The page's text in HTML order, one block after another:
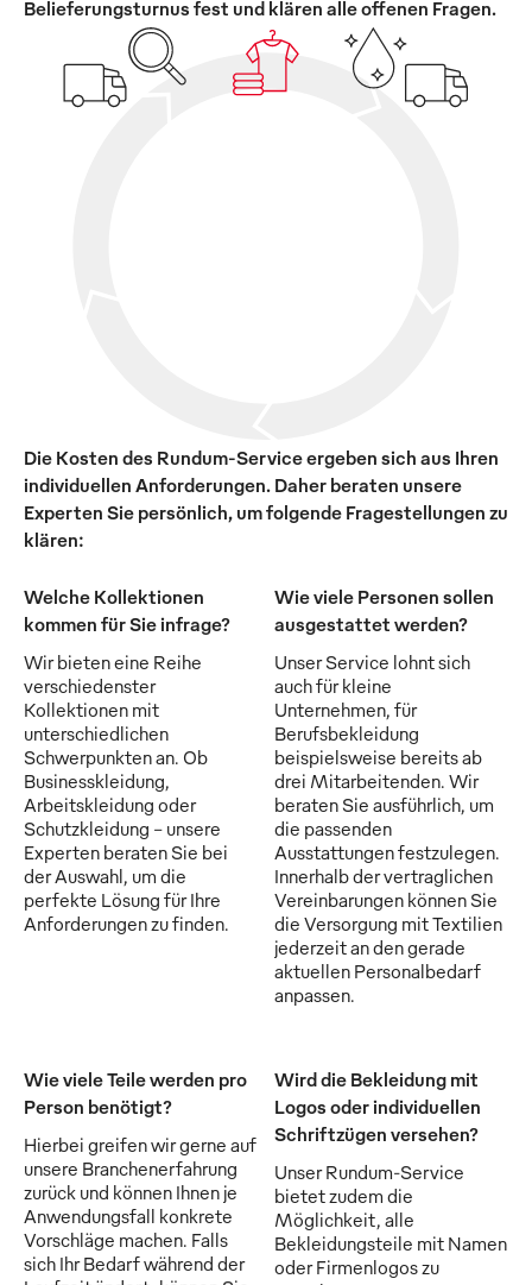
Belieferungsturnus fest und klären alle offenen Fragen.
Die Kosten des Rundum-Service ergeben sich aus Ihren
individuellen Anforderungen. Daher beraten unsere
Experten Sie persönlich, um folgende Fragestellungen zu
klären:
Welche Kollektionen
kommen für Sie infrage?
Wir bieten eine Reihe
verschiedenster
Kollektionen mit
unterschiedlichen
Schwerpunkten an. Ob
Businesskleidung,
Arbeitskleidung oder
Schutzkleidung - unsere
Experten beraten Sie bei
der Auswahl, um die
perfekte Lösung für Ihre
Anforderungen zu finden.
Wie viele Personen sollen
ausgestattet werden?
Unser Service lohnt sich
auch für kleine
Unternehmen, für
Berufsbekleidung
beispielsweise bereits ab
drei Mitarbeitenden. Wir
beraten Sie ausführlich, um
die passenden
Ausstattungen festzulegen.
Innerhalb der vertraglichen
Vereinbarungen können Sie
die Versorgung mit Textilien
jederzeit an den gerade
aktuellen Personalbedarf
anpassen.
Wie viele Teile werden pro
Person benötigt?
Hierbei greifen wir gerne auf
unsere Branchenerfahrung
zurück und können Ihnen je
Anwendungsfall konkrete
Vorschläge machen. Falls
sich Ihr Bedarf während der
Wird die Bekleidung mit
Logos oder individuellen
Schriftzügen versehen?
Unser Rundum-Service
bietet zudem die
Möglichkeit, alle
Bekleidungsteile mit Namen
oder Firmenlogos zu